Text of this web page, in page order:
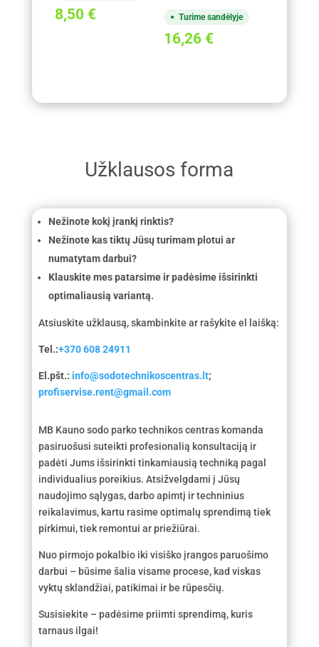
8,50 € Turime sandėlyje
16,26 €
Užklausos forma
Nežinote kokį įrankį rinktis?
Nežinote kas tiktų Jūsų turimam plotui ar
numatytam darbui?
Klauskite mes patarsime ir padėsime išsirinkti
optimaliausią variantą.
Atsiuskite užklausą, skambinkite ar rašykite el laišką:
Tel.:+370 608 24911
El.pšt.: info@sodotechnikoscentras.lt;
profiservise.rent@gmail.com
MB Kauno sodo parko technikos centras komanda
pasiruošusi suteikti profesionalią konsultaciją ir
padėti Jums išsirinkti tinkamiausią techniką pagal
individualius poreikius. Atsižvelgdami į Jūsų
naudojimo sąlygas, darbo apimtį ir techninius
reikalavimus, kartu rasime optimalų sprendimą tiek
pirkimui, tiek remontui ar priežiūrai.
Nuo pirmojo pokalbio iki visiško įrangos paruošimo
darbui – būsime šalia visame procese, kad viskas
vyktų sklandžiai, patikimai ir be rūpesčių.
Susisiekite – padėsime priimti sprendimą, kuris
tarnaus ilgai!